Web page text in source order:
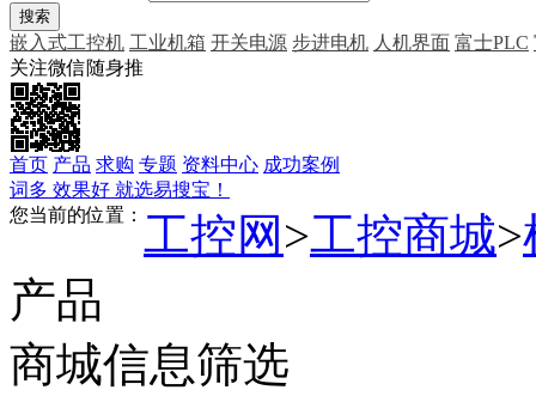
嵌入式工控机 工业机箱 开关电源 步进电机 人机界面 富士PLC
关注微信随身推
首页 产品 求购 专题 资料中心 成功案例
词多 效果好 就选易搜宝！
您当前的位置： 工控网 >工控商城>
产品
商城信息筛选